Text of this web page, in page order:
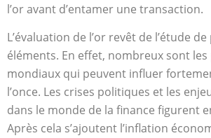
l’or avant d’entamer une transaction.
L’évaluation de l’or revêt de l’étude
éléments. En effet, nombreux sont
mondiaux qui peuvent influer
l’once. Les crises politiques et les
dans le monde de la finance figurent
Après cela s’ajoutent l’inflation